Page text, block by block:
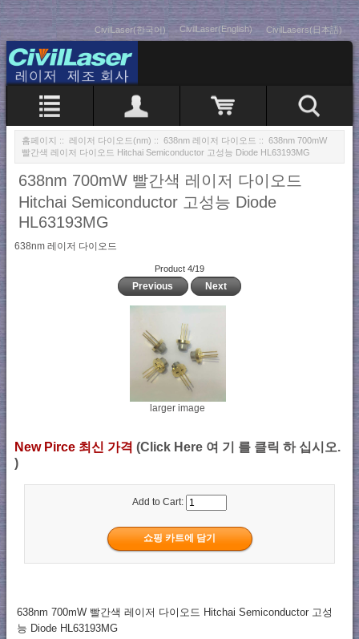
CivilLaser(한국어) CivilLaser(English) CivilLasers(日本語)
홈페이지 :: 레이저 다이오드(nm) :: 638nm 레이저 다이오드 :: 638nm 700mW
빨간색 레이저 다이오드 Hitchai Semiconductor 고성능 Diode HL63193MG
638nm 700mW 빨간색 레이저 다이오드
Hitchai Semiconductor 고성능 Diode
HL63193MG
638nm 레이저 다이오드
Product 4/19
Previous Next
larger image
New Pirce 최신 가격 (Click Here 여 기 를 클릭 하 십시오.
)
Add to Cart:
638nm 700mW 빨간색 레이저 다이오드 Hitchai Semiconductor 고성
능 Diode HL63193MG